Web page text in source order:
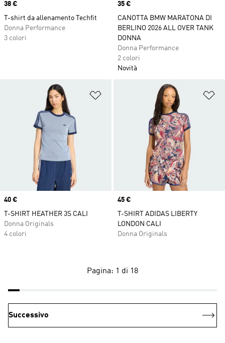
Price
38 €
T-shirt da allenamento Techfit
Donna Performance
3 colori
Price
35 €
CANOTTA BMW MARATONA DI
BERLINO 2026 ALL OVER TANK
DONNA
Donna Performance
2 colori
Novità
Aggiungi alla lista dei desideri
Price
40 €
T-SHIRT HEATHER 3S CALI
Donna Originals
4 colori
Price
45 €
T-SHIRT ADIDAS LIBERTY
LONDON CALI
Donna Originals
Pagina: 1 di 18
Successivo